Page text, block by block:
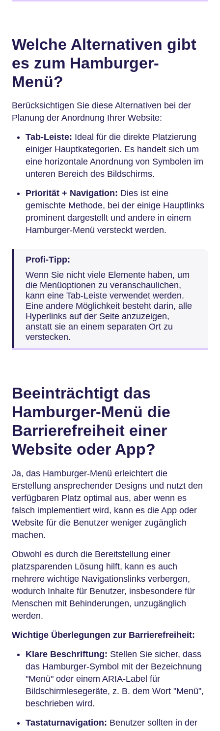
Welche Alternativen gibt
es zum Hamburger-
Menü?
Berücksichtigen Sie diese Alternativen bei der
Planung der Anordnung Ihrer Website:
Tab-Leiste: Ideal für die direkte Platzierung
einiger Hauptkategorien. Es handelt sich um
eine horizontale Anordnung von Symbolen im
unteren Bereich des Bildschirms.
Priorität + Navigation: Dies ist eine
gemischte Methode, bei der einige Hauptlinks
prominent dargestellt und andere in einem
Hamburger-Menü versteckt werden.
Profi-Tipp:
Wenn Sie nicht viele Elemente haben, um
die Menüoptionen zu veranschaulichen,
kann eine Tab-Leiste verwendet werden.
Eine andere Möglichkeit besteht darin, alle
Hyperlinks auf der Seite anzuzeigen,
anstatt sie an einem separaten Ort zu
verstecken.
Beeinträchtigt das
Hamburger-Menü die
Barrierefreiheit einer
Website oder App?
Ja, das Hamburger-Menü erleichtert die
Erstellung ansprechender Designs und nutzt den
verfügbaren Platz optimal aus, aber wenn es
falsch implementiert wird, kann es die App oder
Website für die Benutzer weniger zugänglich
machen.
Obwohl es durch die Bereitstellung einer
platzsparenden Lösung hilft, kann es auch
mehrere wichtige Navigationslinks verbergen,
wodurch Inhalte für Benutzer, insbesondere für
Menschen mit Behinderungen, unzugänglich
werden.
Wichtige Überlegungen zur Barrierefreiheit:
Klare Beschriftung: Stellen Sie sicher, dass
das Hamburger-Symbol mit der Bezeichnung
"Menü" oder einem ARIA-Label für
Bildschirmlesegeräte, z. B. dem Wort "Menü",
beschrieben wird.
Tastaturnavigation: Benutzer sollten in der